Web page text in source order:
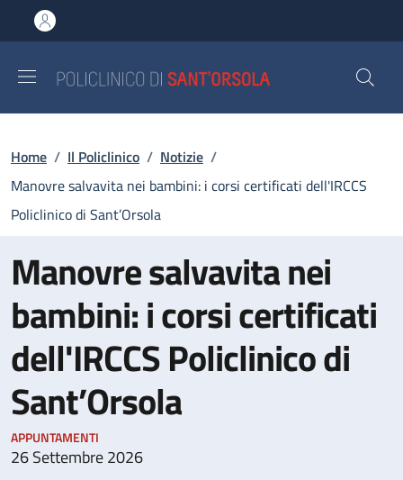
al contenuto principale
to footer content
Briciole di pane
Home / Il Policlinico / Notizie /
Manovre salvavita nei bambini: i corsi certificati dell'IRCCS
Policlinico di Sant’Orsola
Manovre salvavita nei
bambini: i corsi certificati
dell'IRCCS Policlinico di
Sant’Orsola
APPUNTAMENTI
26 Settembre 2026